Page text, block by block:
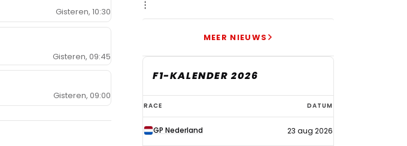
Gisteren, 10:30
Gisteren, 09:45
Gisteren, 09:00
MEER NIEUWS
F1-KALENDER 2026
F1-
kalender
2026
RACE DATUM
GP Nederland 23 aug 2026